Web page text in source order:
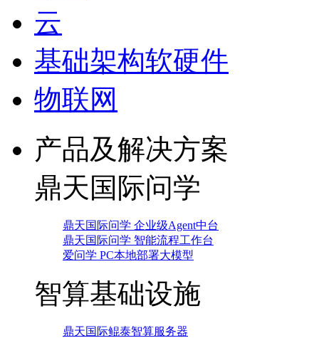
云
基础架构软硬件
物联网
产品及解决方案
鼎天国际问学
鼎天国际问学 企业级Agent中台
鼎天国际问学 智能流程工作台
爱问学 PC本地部署大模型
智算基础设施
鼎天国际鲲泰智算服务器